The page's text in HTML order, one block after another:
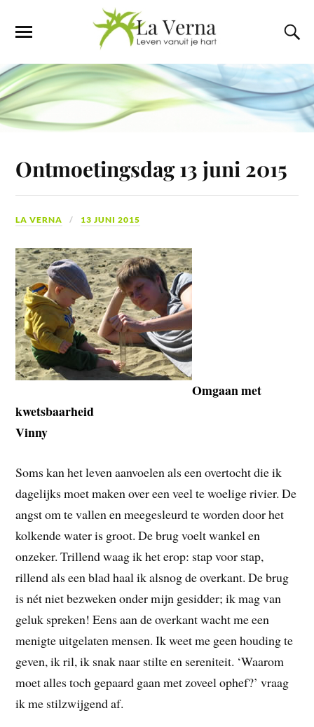
Ontmoetingsdag 13 juni 2015
LA VERNA 13 JUNI 2015
Omgaan met
kwetsbaarheid
Vinny
Soms kan het leven aanvoelen als een overtocht die ik
dagelijks moet maken over een veel te woelige rivier. De
angst om te vallen en meegesleurd te worden door het
kolkende water is groot.De brug voelt wankel en
onzeker. Trillend waag ik het erop: stap voor stap,
rillend als een blad haal ik alsnog de overkant. De brug
is nét niet bezweken onder mijn gesidder; ik mag van
geluk spreken! Eens aan de overkant wacht me een
menigte uitgelaten mensen. Ik weet me geen houding te
geven, ik ril, ik snak naar stilte en sereniteit. ‘Waarom
moet alles toch gepaard gaan met zoveel ophef?’ vraag
ik me stilzwijgend af.